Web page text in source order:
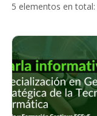
5 elementos en total: